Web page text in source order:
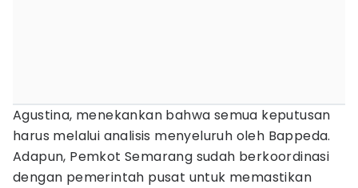
Agustina, menekankan bahwa semua keputusan
harus melalui analisis menyeluruh oleh Bappeda.
Adapun, Pemkot Semarang sudah berkoordinasi
dengan pemerintah pusat untuk memastikan